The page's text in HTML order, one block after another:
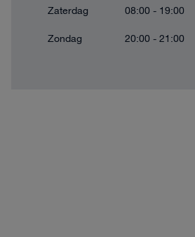
Zaterdag
08:00 - 19:00
Zondag
20:00 - 21:00